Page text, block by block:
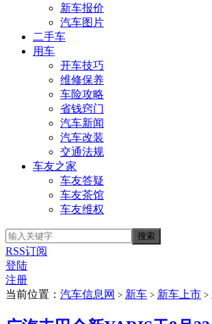
新车报价
汽车图片
二手车
用车
开车技巧
维修保养
车险攻略
省钱窍门
汽车新闻
汽车改装
交通法规
车友之家
车友答疑
车友茶馆
车友维权
RSS订阅
登陆
注册
当前位置： 汽车信息网 > 新车 > 新车上市 >